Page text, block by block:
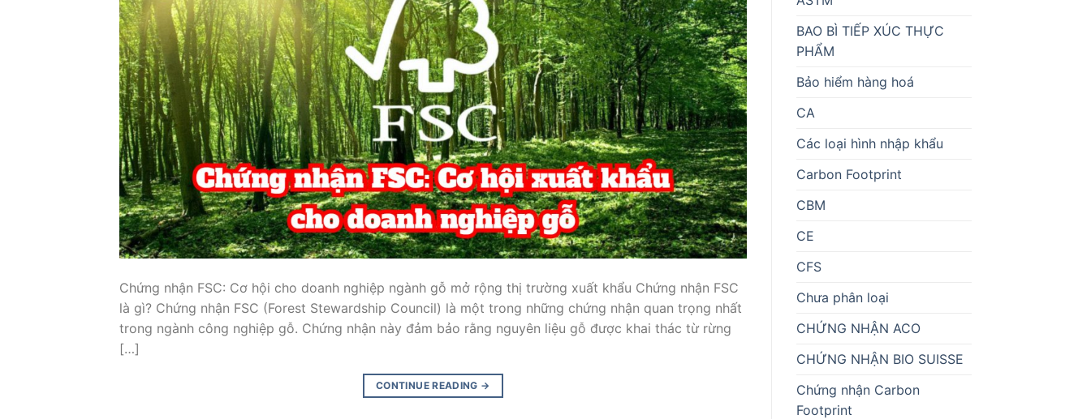
Chứng nhận FSC: Cơ hội cho doanh nghiệp ngành gỗ mở rộng thị trường xuất khẩu Chứng nhận FSC
là gì? Chứng nhận FSC (Forest Stewardship Council) là một trong những chứng nhận quan trọng nhất
trong ngành công nghiệp gỗ. Chứng nhận này đảm bảo rằng nguyên liệu gỗ được khai thác từ rừng
[…]
CONTINUE READING →
BAO BÌ TIẾP XÚC THỰC
PHẨM
Bảo hiểm hàng hoá
CA
Các loại hình nhập khẩu
Carbon Footprint
CBM
CE
CFS
Chưa phân loại
CHỨNG NHẬN ACO
CHỨNG NHẬN BIO SUISSE
Chứng nhận Carbon
Footprint